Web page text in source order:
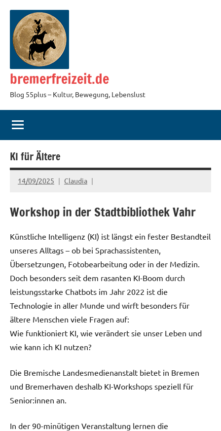
Inhalt
springen
bremerfreizeit.de
Blog 55plus – Kultur, Bewegung, Lebenslust
KI für Ältere
14/09/2025 Claudia
Workshop in der Stadtbibliothek Vahr
Künstliche Intelligenz (KI) ist längst ein fester Bestandteil
unseres Alltags – ob bei Sprachassistenten,
Übersetzungen, Fotobearbeitung oder in der Medizin.
Doch besonders seit dem rasanten KI-Boom durch
leistungsstarke Chatbots im Jahr 2022 ist die
Technologie in aller Munde und wirft besonders für
ältere Menschen viele Fragen auf:
Wie funktioniert KI, wie verändert sie unser Leben und
wie kann ich KI nutzen?
Die Bremische Landesmedienanstalt bietet in Bremen
und Bremerhaven deshalb KI-Workshops speziell für
Senior:innen an.
In der 90-minütigen Veranstaltung lernen die